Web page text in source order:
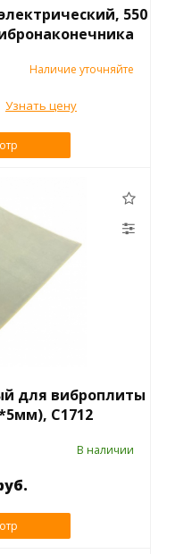
550
Наличие уточняйте
Узнать цену
для виброплиты
C1712
В наличии